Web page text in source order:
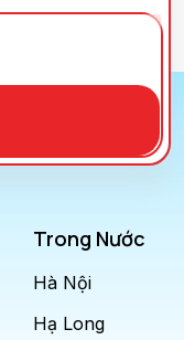
Trong Nước
Hà Nội
Hạ Long